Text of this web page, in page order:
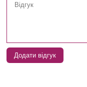
Додати відгук